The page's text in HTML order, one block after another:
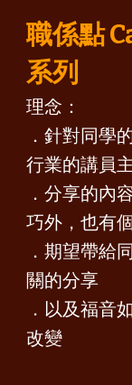
職係點
系列
理念：
．針對同學
行業的講員
．分享的內
巧外，也有
．期望帶給
關的分享
． 以及福音
改變